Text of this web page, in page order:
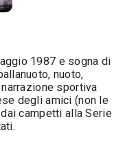
1987 e sogna di
nuoto,
sportiva
degli amici (non le
campetti alla Serie